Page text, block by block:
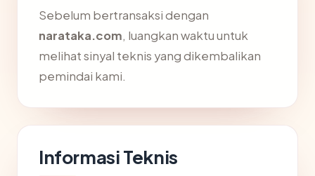
Sebelum bertransaksi dengan
narataka.com, luangkan waktu untuk
melihat sinyal teknis yang dikembalikan
pemindai kami.
Informasi Teknis